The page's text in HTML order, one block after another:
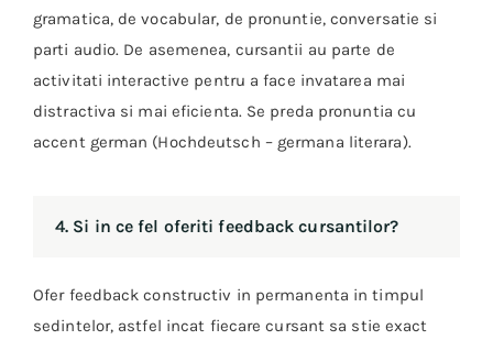
gramatica, de vocabular, de pronuntie, conversatie si
parti audio. De asemenea, cursantii au parte de
activitati interactive pentru a face invatarea mai
distractiva si mai eficienta. Se preda pronuntia cu
accent german (Hochdeutsch – germana literara).
4. Si in ce fel oferiti feedback cursantilor?
Ofer feedback constructiv in permanenta in timpul
sedintelor, astfel incat fiecare cursant sa stie exact